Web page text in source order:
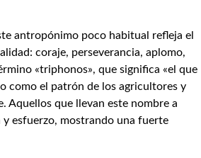
antropónimo poco habitual refleja el
coraje, perseverancia, aplomo,
«triphonos», que significa «el que
como el patrón de los agricultores y
Aquellos que llevan este nombre a
y esfuerzo, mostrando una fuerte